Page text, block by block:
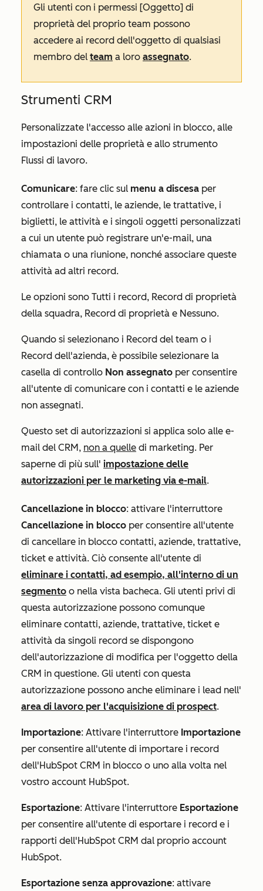
Gli utenti con i permessi [Oggetto] di
proprietà del proprio team possono
accedere ai record dell'oggetto di qualsiasi
membro del team a loro assegnato.
Strumenti CRM
Personalizzate l'accesso alle azioni in blocco, alle
impostazioni delle proprietà e allo strumento
Flussi di lavoro.
Comunicare: fare clic sul menu a discesa per
controllare i contatti, le aziende, le trattative, i
biglietti, le attività e i singoli oggetti personalizzati
a cui un utente può registrare un'e-mail, una
chiamata o una riunione, nonché associare queste
attività ad altri record.
Le opzioni sono Tutti i record, Record di proprietà
della squadra, Record di proprietà e Nessuno.
Quando si selezionano i Record del team o i
Record dell'azienda, è possibile selezionare la
casella di controllo Non assegnato per consentire
all'utente di comunicare con i contatti e le aziende
non assegnati.
Questo set di autorizzazioni si applica solo alle e-
mail del CRM, non a quelle di marketing. Per
saperne di più sull' impostazione delle
autorizzazioni per le marketing via e-mail.
Cancellazione in blocco: attivare l'interruttore
Cancellazione in blocco per consentire all'utente
di cancellare in blocco contatti, aziende, trattative,
ticket e attività. Ciò consente all'utente di
eliminare i contatti, ad esempio, all'interno di un
segmento o nella vista bacheca. Gli utenti privi di
questa autorizzazione possono comunque
eliminare contatti, aziende, trattative, ticket e
attività da singoli record se dispongono
dell'autorizzazione di modifica per l'oggetto della
CRM in questione. Gli utenti con questa
autorizzazione possono anche eliminare i lead nell'
area di lavoro per l'acquisizione di prospect.
Importazione: Attivare l'interruttore Importazione
per consentire all'utente di importare i record
dell'HubSpot CRM in blocco o uno alla volta nel
vostro account HubSpot.
Esportazione: Attivare l'interruttore Esportazione
per consentire all'utente di esportare i record e i
rapporti dell'HubSpot CRM dal proprio account
HubSpot.
Esportazione senza approvazione: attivare